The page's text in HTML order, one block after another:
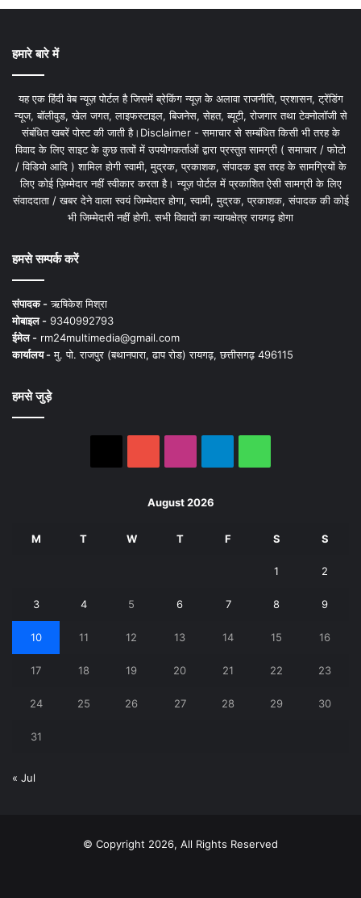
हमारे बारे में
यह एक हिंदी वेब न्यूज़ पोर्टल है जिसमें ब्रेकिंग न्यूज़ के अलावा राजनीति, प्रशासन, ट्रेंडिंग
न्यूज, बॉलीवुड, खेल जगत, लाइफस्टाइल, बिजनेस, सेहत, ब्यूटी, रोजगार तथा टेक्नोलॉजी से
संबंधित खबरें पोस्ट की जाती है।Disclaimer - समाचार से सम्बंधित किसी भी तरह के
विवाद के लिए साइट के कुछ तत्वों में उपयोगकर्ताओं द्वारा प्रस्तुत सामग्री ( समाचार / फोटो
/ विडियो आदि ) शामिल होगी स्वामी, मुद्रक, प्रकाशक, संपादक इस तरह के सामग्रियों के
लिए कोई ज़िम्मेदार नहीं स्वीकार करता है। न्यूज़ पोर्टल में प्रकाशित ऐसी सामग्री के लिए
संवाददाता / खबर देने वाला स्वयं जिम्मेदार होगा, स्वामी, मुद्रक, प्रकाशक, संपादक की कोई
भी जिम्मेदारी नहीं होगी. सभी विवादों का न्यायक्षेत्र रायगढ़ होगा
हमसे सम्पर्क करें
संपादक -ऋषिकेश मिश्रा
मोबाइल - 9340992793
ईमेल - rm24multimedia@gmail.com
कार्यालय -मु. पो. राजपुर (बथानपारा, ढाप रोड) रायगढ़, छत्तीसगढ़ 496115
हमसे जुड़े
August 2026
M T W T F S S
1 2
3 4 5 6 7 8 9
10 11 12 13 14 15 16
17 18 19 20 21 22 23
24 25 26 27 28 29 30
31
« Jul
© Copyright 2026, All Rights Reserved